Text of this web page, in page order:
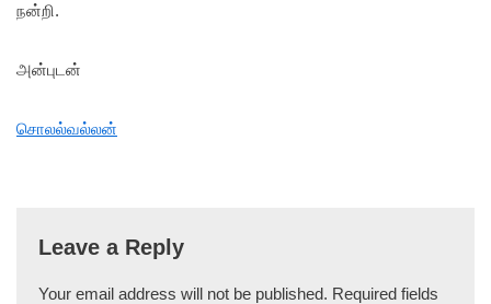
நன்றி.
அன்புடன்
சொலல்வல்லன்
Leave a Reply
Your email address will not be published. Required fields